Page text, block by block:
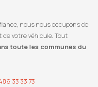
nous nous occupons de
de votre véhicule. Tout
toute les communes du
33 33 73